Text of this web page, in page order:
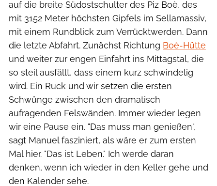
auf die breite Südostschulter des Piz Boè, des
mit 3152 Meter höchsten Gipfels im Sellamassiv,
mit einem Rundblick zum Verrücktwerden. Dann
die letzte Abfahrt. Zunächst Richtung Boè-Hütte
und weiter zur engen Einfahrt ins Mittagstal, die
so steil ausfällt, dass einem kurz schwindelig
wird. Ein Ruck und wir setzen die ersten
Schwünge zwischen den dramatisch
aufragenden Felswänden. Immer wieder legen
wir eine Pause ein. "Das muss man genießen",
sagt Manuel fasziniert, als wäre er zum ersten
Mal hier. "Das ist Leben." Ich werde daran
denken, wenn ich wieder in den Keller gehe und
den Kalender sehe.